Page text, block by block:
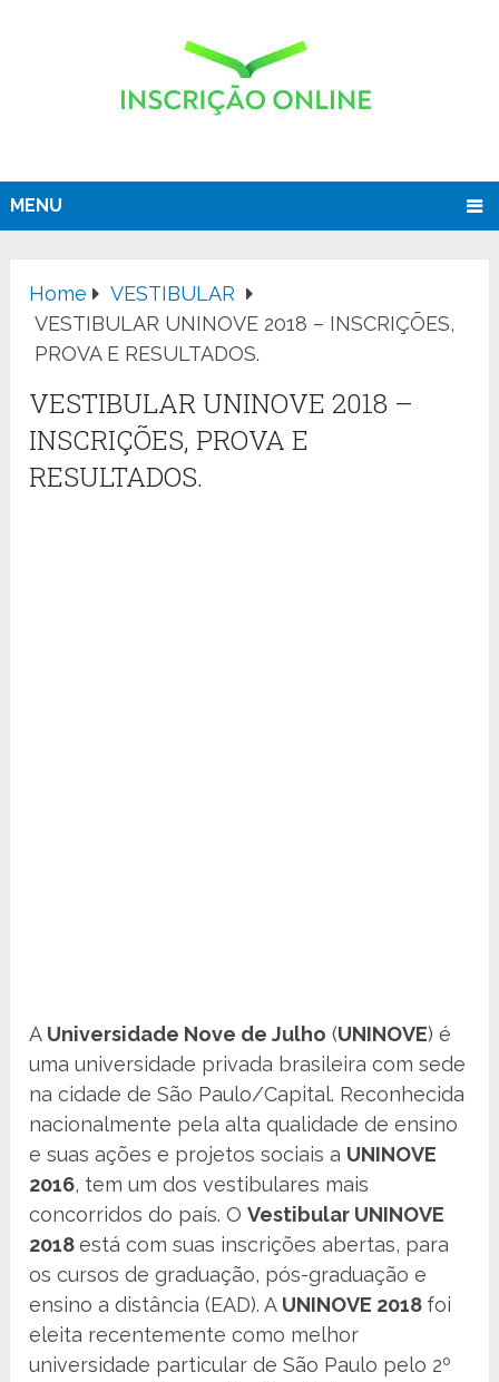
MENU
Home
VESTIBULAR
VESTIBULAR UNINOVE 2018 – INSCRIÇÕES,
PROVA E RESULTADOS.
VESTIBULAR UNINOVE 2018 –
INSCRIÇÕES, PROVA E
RESULTADOS.
A Universidade Nove de Julho (UNINOVE) é
uma universidade privada brasileira com sede
na cidade de São Paulo/Capital. Reconhecida
nacionalmente pela alta qualidade de ensino
e suas ações e projetos sociais a UNINOVE
2016, tem um dos vestibulares mais
concorridos do país. OVestibular UNINOVE
2018está com suas inscrições abertas, para
os cursos de graduação, pós-graduação e
ensino a distância (EAD). A UNINOVE 2018 foi
eleita recentemente como melhor
universidade particular de São Paulo pelo 2º